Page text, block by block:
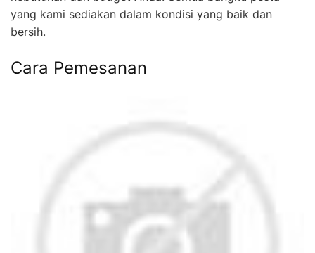
yang kami sediakan dalam kondisi yang baik dan
bersih.
Cara Pemesanan